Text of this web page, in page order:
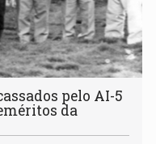
pelo AI-5
da